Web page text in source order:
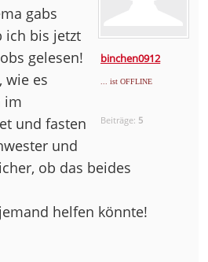
binchen0912
... ist OFFLINE
Beiträge: 5
gabs
ich bis jetzt
gelesen!
wie es
im
und fasten
und
ob das beides
helfen könnte!